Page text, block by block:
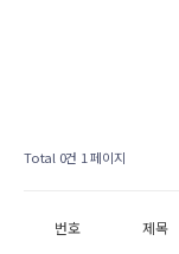
Total 0건 1 페이지
번호 제목